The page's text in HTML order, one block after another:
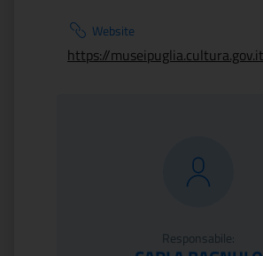
Website
Responsabile: